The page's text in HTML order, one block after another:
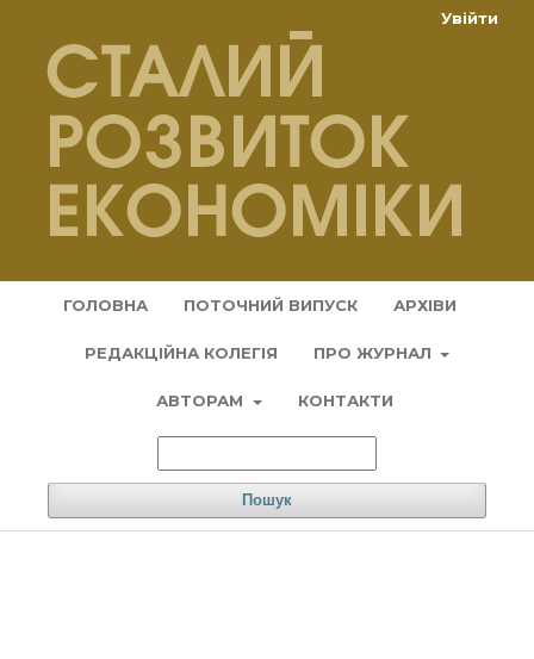
ГОЛОВНА ПОТОЧНИЙ ВИПУСК АРХІВИ
РЕДАКЦІЙНА КОЛЕГІЯ ПРО ЖУРНАЛ
АВТОРАМ КОНТАКТИ
Пошук
Увійти